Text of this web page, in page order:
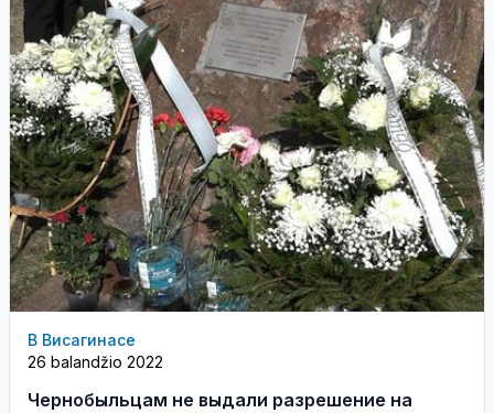
В Висагинасе
26 balandžio 2022
Чернобыльцам не выдали разрешение на